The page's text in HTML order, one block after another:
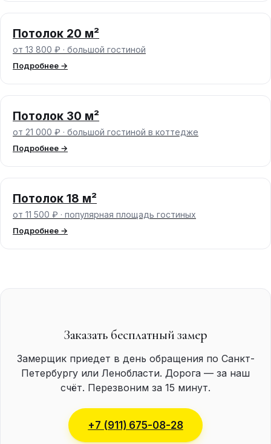
Потолок 20 м²
от 13 800 ₽ · большой гостиной
Подробнее →
Потолок 30 м²
от 21 000 ₽ · большой гостиной в коттедже
Подробнее →
Потолок 18 м²
от 11 500 ₽ · популярная площадь гостиных
Подробнее →
Заказать бесплатный замер
Замерщик приедет в день обращения по Санкт-
Петербургу или Ленобласти. Дорога — за наш
счёт. Перезвоним за 15 минут.
+7 (911) 675-08-28